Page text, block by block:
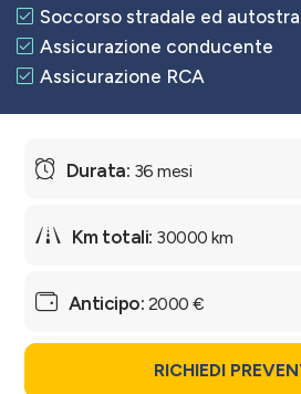
Soccorso stradale ed
Assicurazione conducente
Assicurazione RCA
36 mesi
30000 km
2000 €
RICHIEDI